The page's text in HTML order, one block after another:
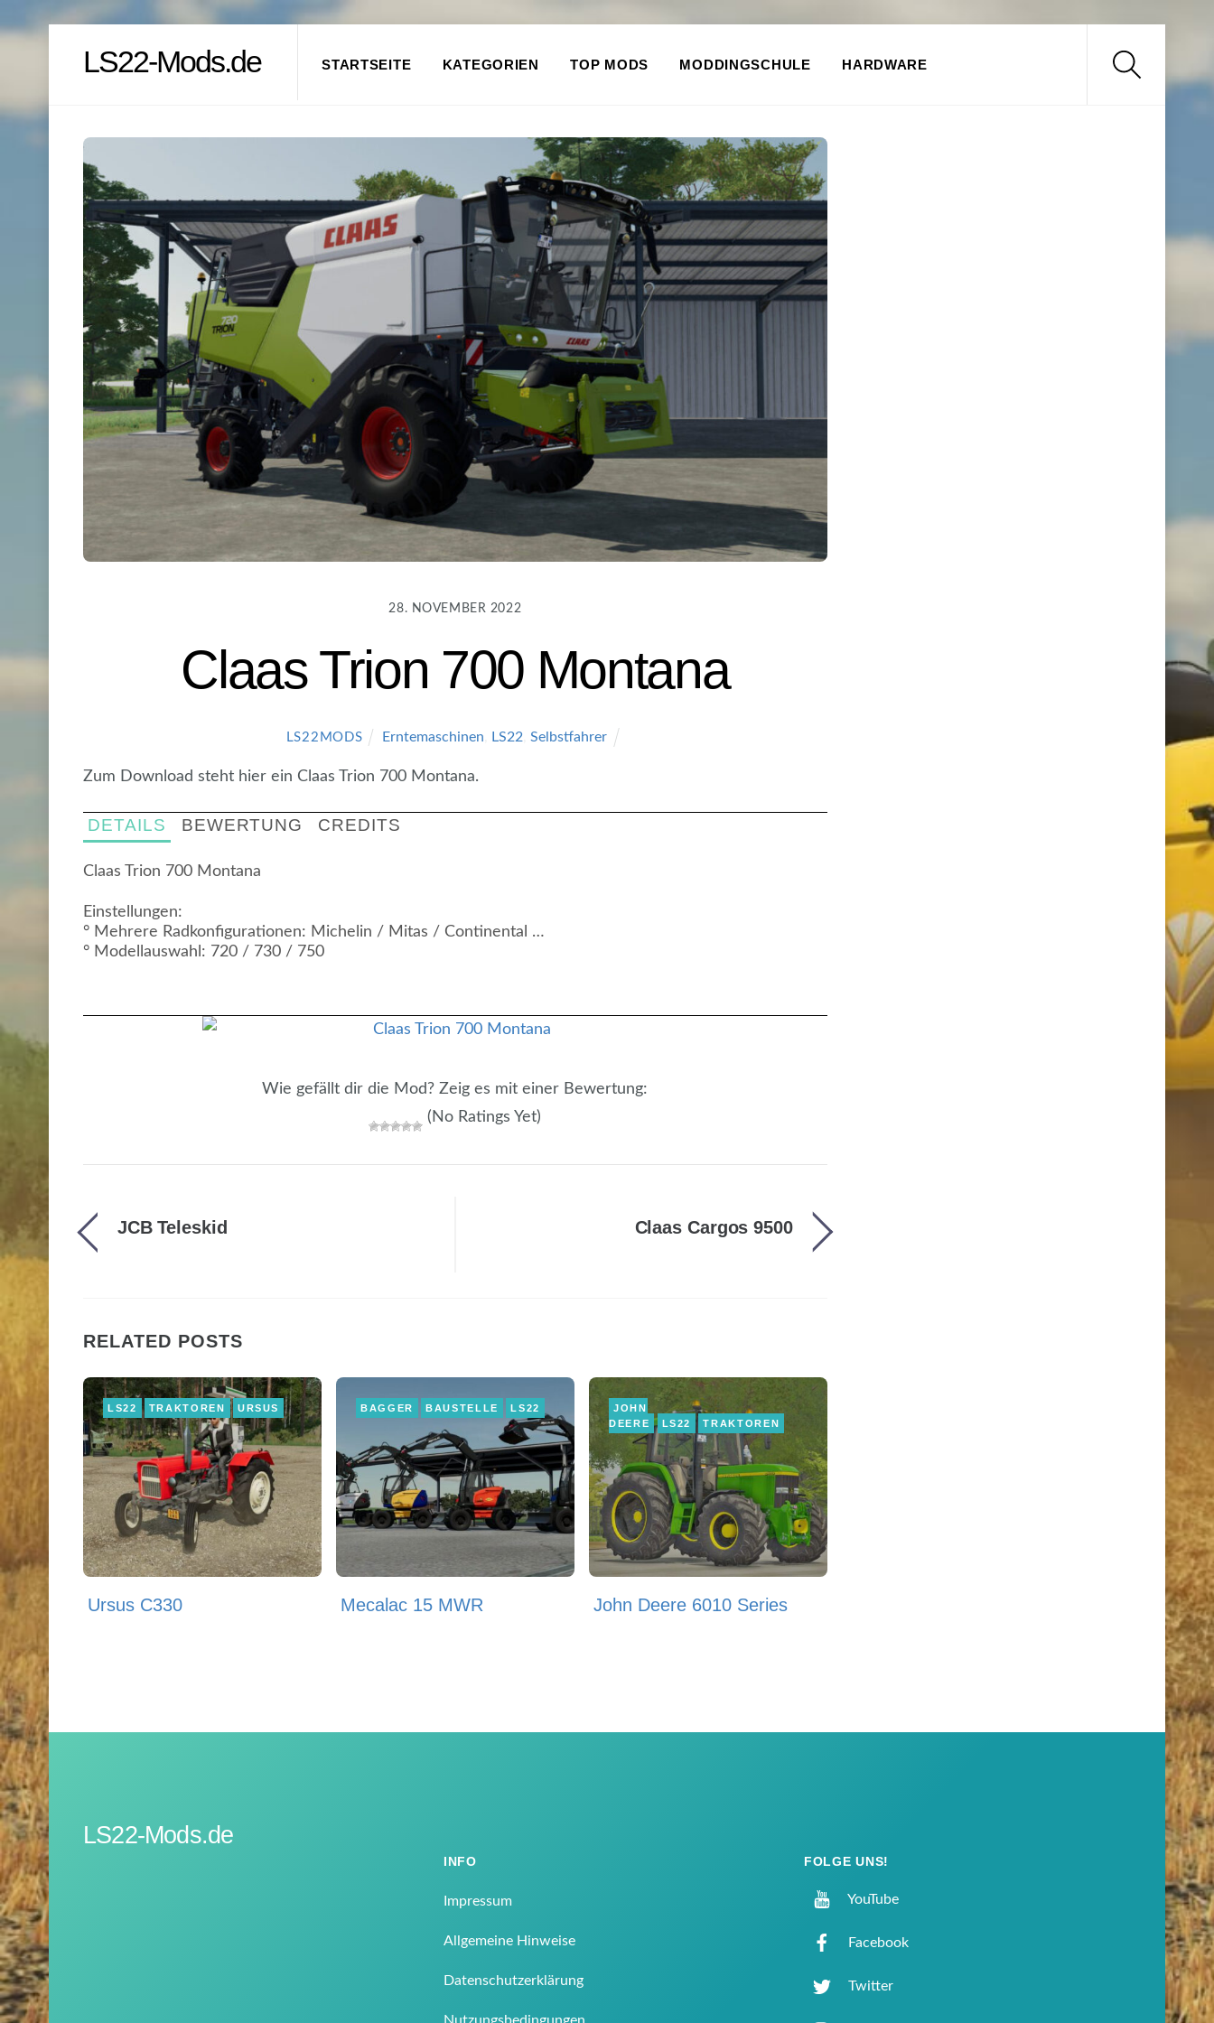
LS22-Mods.de STARTSEITE KATEGORIEN TOP MODS MODDINGSCHULE HARDWARE
28. NOVEMBER 2022
Claas Trion 700 Montana
LS22MODS Erntemaschinen LS22 Selbstfahrer
Zum Download steht hier ein Claas Trion 700 Montana.
DETAILS BEWERTUNG CREDITS
Claas Trion 700 Montana
Einstellungen:
° Mehrere Radkonfigurationen: Michelin / Mitas / Continental …
° Modellauswahl: 720 / 730 / 750
Wie gefällt dir die Mod? Zeig es mit einer Bewertung:
(No Ratings Yet)
JCB Teleskid Claas Cargos 9500
RELATED POSTS
LS22 TRAKTOREN URSUS
Ursus C330
BAGGER BAUSTELLE LS22
Mecalac 15 MWR
JOHN
DEERE
LS22 TRAKTOREN
John Deere 6010 Series
LS22-Mods.de
INFO
Impressum
Allgemeine Hinweise
Datenschutzerklärung
Nutzungsbedingungen
FOLGE UNS!
YouTube
Facebook
Twitter